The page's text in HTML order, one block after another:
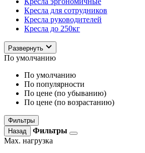
Кресла для сотрудников
Кресла руководителей
Кресла до 250кг
Развернуть
По умолчанию
По умолчанию
По популярности
По цене (по убыванию)
По цене (по возрастанию)
Фильтры
Назад
Фильтры
Max. нагрузка